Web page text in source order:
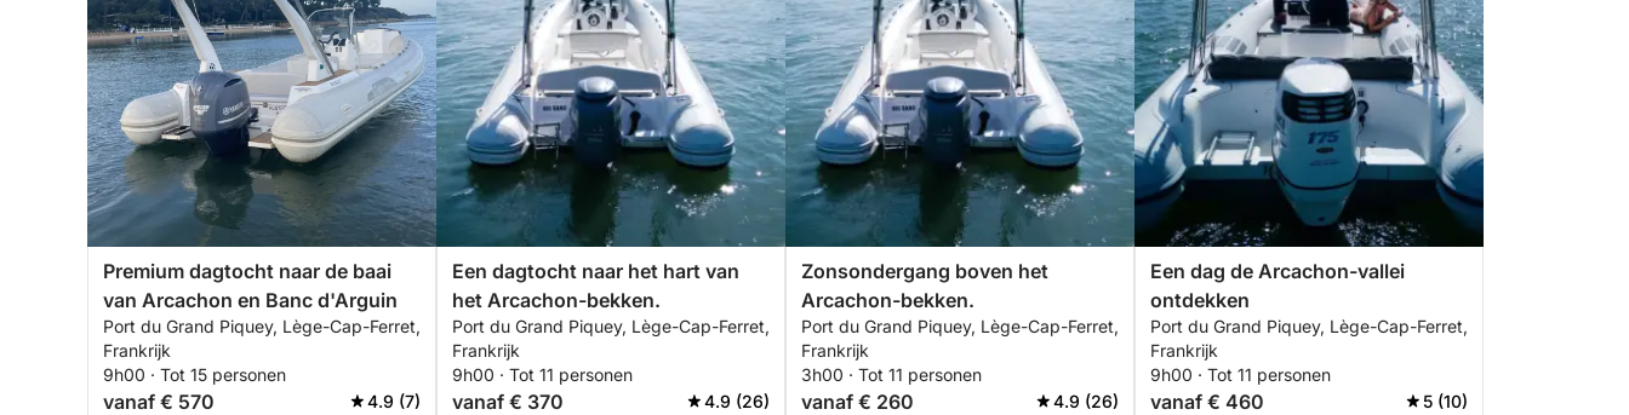
Premium dagtocht naar de baai
van Arcachon en Banc d'Arguin
Port du Grand Piquey, Lège-Cap-Ferret,
Frankrijk
9h00 · Tot 15 personen
vanaf € 570 4.9 (7)
Een dagtocht naar het hart van
het Arcachon-bekken.
Port du Grand Piquey, Lège-Cap-Ferret,
Frankrijk
9h00 · Tot 11 personen
vanaf € 370 4.9 (26)
Zonsondergang boven het
Arcachon-bekken.
Port du Grand Piquey, Lège-Cap-Ferret,
Frankrijk
3h00 · Tot 11 personen
vanaf € 260 4.9 (26)
Een dag de Arcachon-vallei
ontdekken
Port du Grand Piquey, Lège-Cap-Ferret,
Frankrijk
9h00 · Tot 11 personen
vanaf € 460 5 (10)